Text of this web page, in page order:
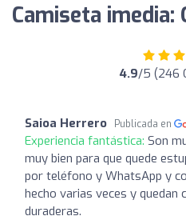
Camiseta imedia:
4.9/5 (246
Saioa Herrero Publicada en
Experiencia fantástica: Son
muy bien para que quede
por teléfono y WhatsApp y
hecho varias veces y quedan
duraderas.